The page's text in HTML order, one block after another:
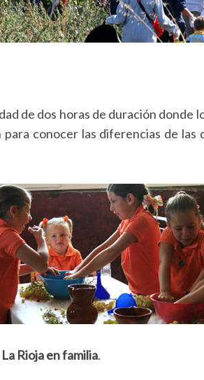
de dos horas de duración donde
conocer las diferencias de las
La Rioja en familia.